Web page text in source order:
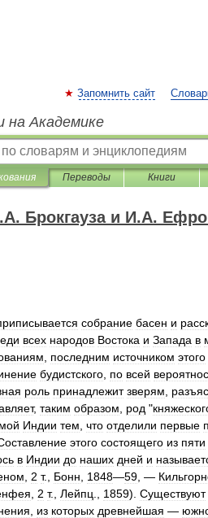
Запомнить сайт
на Академике
Переводы Книги
Брокгауза и И.А.
собрание басен и
всех народов Востока и Запада в
последним источником этого
будистского по всей
роль принадлежит зверям
, таким образом род "
Индии тем что отделили первые
этого состоящего из пяти
в Индии до наших дней и
2 т., Бонн 1848—59 , —
2 т., Лейпц 1859). Существуют
из которых древнейшая —